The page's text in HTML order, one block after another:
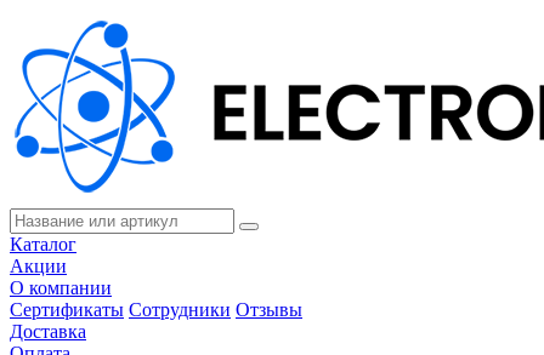
Каталог
Акции
О компании
Сертификаты Сотрудники Отзывы
Доставка